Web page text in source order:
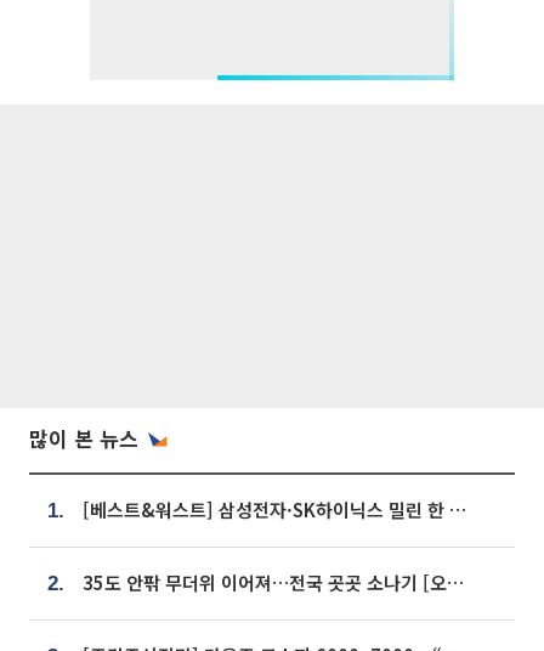
많이 본 뉴스
1. [베스트&워스트] 삼성전자·SK하이닉스 밀린 한 주…상상인증권은 85% 급등
2. 35도 안팎 무더위 이어져…전국 곳곳 소나기 [오늘 날씨]